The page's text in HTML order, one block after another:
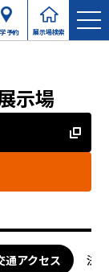
予約 展示場検索
示場
通アクセス 法